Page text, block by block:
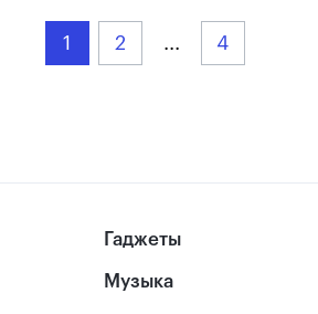
1 2 ... 4
Гаджеты
Музыка